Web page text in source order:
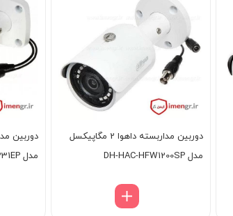
دوربین مداربسته داهوا 2 مگاپیکسل
مدل DH-HAC-HFW1200SP
مدل DH-HAC-HFW2231EP